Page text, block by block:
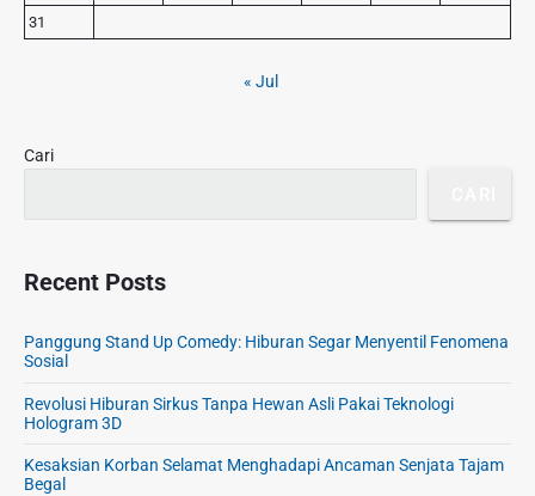
d
e
31
« Jul
Cari
Recent Posts
Panggung Stand Up Comedy: Hiburan Segar Menyentil Fenomena
Sosial
Revolusi Hiburan Sirkus Tanpa Hewan Asli Pakai Teknologi
Hologram 3D
Kesaksian Korban Selamat Menghadapi Ancaman Senjata Tajam
Begal